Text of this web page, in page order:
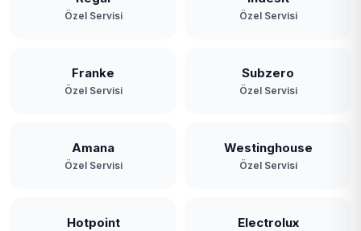
Özel Servisi Özel Servisi
Franke
Özel Servisi
Subzero
Özel Servisi
Amana
Özel Servisi
Westinghouse
Özel Servisi
Hotpoint Electrolux